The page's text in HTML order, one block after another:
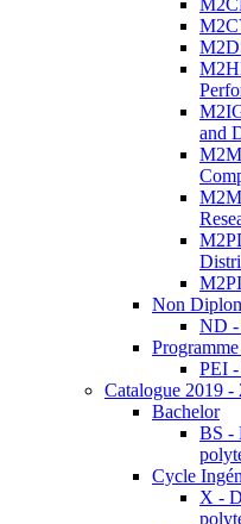
and
Non
ND -
PEI -
Catalogue 2019 -
Bachelor
BS -
Cycle
X -